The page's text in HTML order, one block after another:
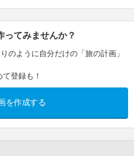
ってみませんか？
のように自分だけの「旅の計画」
登録も！
を作成する